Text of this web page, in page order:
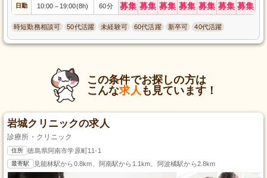
日勤 10:00 ～ 19:00(8h) 60分 募集 募集 募集 募集 募集 募集 募集
時短勤務相談可 50代活躍 未経験可 60代活躍 新卒可 40代活躍
この条件でお探しの方は
こんな求人 も見ています！
岩城クリニックの求人
診療所・クリニック
住所 徳島県阿南市学原町11-1
最寄駅 見能林駅から0.8km、阿南駅から1.1km、阿波橘駅から2.8km